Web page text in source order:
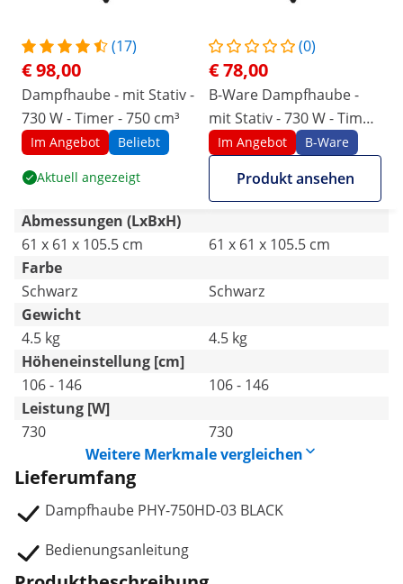
(17)
€ 98,00
Dampfhaube - mit Stativ -
730 W - Timer - 750 cm³
Im Angebot Beliebt
Aktuell angezeigt
(0)
€ 78,00
B-Ware Dampfhaube -
mit Stativ - 730 W - Timer
- 750 cm³
Im Angebot B-Ware
Produkt ansehen
Abmessungen (LxBxH)
61 x 61 x 105.5 cm
61 x 61 x 105.5 cm
Farbe
Schwarz
Schwarz
Gewicht
4.5 kg
4.5 kg
Höheneinstellung [cm]
106 - 146
106 - 146
Leistung [W]
730
730
Weitere Merkmale vergleichen
Lieferumfang
Dampfhaube PHY-750HD-03 BLACK
Bedienungsanleitung